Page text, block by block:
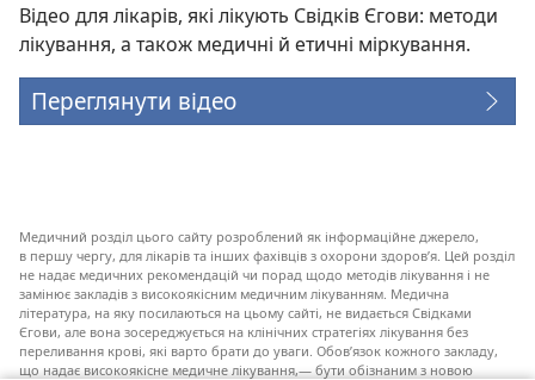
Відео для лікарів, які лікують Свідків Єгови: методи
лікування, а також медичні й етичні міркування.
Переглянути відео
Медичний розділ цього сайту розроблений як інформаційне джерело,
в першу чергу, для лікарів та інших фахівців з охорони здоров’я. Цей розділ
не надає медичних рекомендацій чи порад щодо методів лікування і не
замінює закладів з високоякісним медичним лікуванням. Медична
література, на яку посилаються на цьому сайті, не видається Свідками
Єгови, але вона зосереджується на клінічних стратегіях лікування без
переливання крові, які варто брати до уваги. Обов’язок кожного закладу,
що надає високоякісне медичне лікування,— бути обізнаним з новою